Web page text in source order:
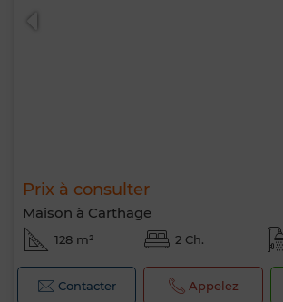
Prix à consulter
Maison à Carthage
128 m² 2 Ch.
Contacter Appelez